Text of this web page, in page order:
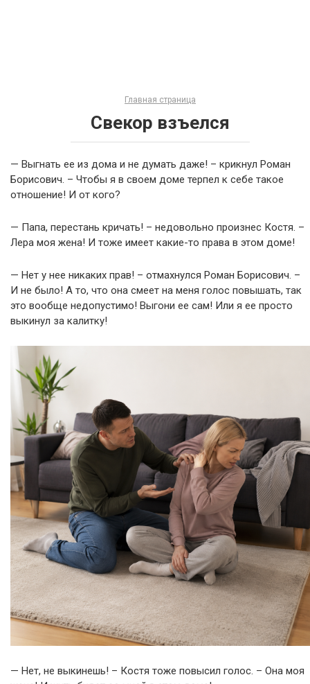
Главная страница
Свекор взъелся
— Выгнать ее из дома и не думать даже! – крикнул Роман
Борисович. – Чтобы я в своем доме терпел к себе такое
отношение! И от кого?
— Папа, перестань кричать! – недовольно произнес Костя. –
Лера моя жена! И тоже имеет какие-то права в этом доме!
— Нет у нее никаких прав! – отмахнулся Роман Борисович. –
И не было! А то, что она смеет на меня голос повышать, так
это вообще недопустимо! Выгони ее сам! Или я ее просто
выкинул за калитку!
— Нет, не выкинешь! – Костя тоже повысил голос. – Она моя